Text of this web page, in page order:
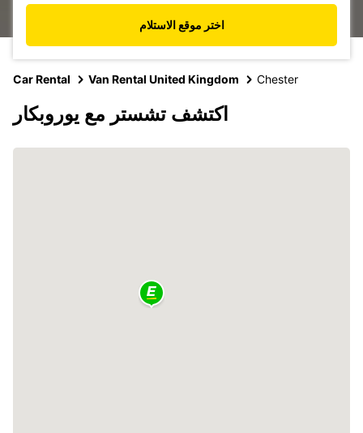
اختر موقع الاستلام
Car Rental Van Rental United Kingdom Chester
اكتشف تشستر مع يوروبكار